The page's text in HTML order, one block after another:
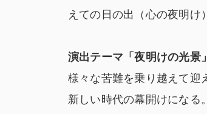
えての日の出（心の夜明け
演出テーマ「夜明けの光景」
様々な苦難を乗り越えて迎
新しい時代の幕開けになる。